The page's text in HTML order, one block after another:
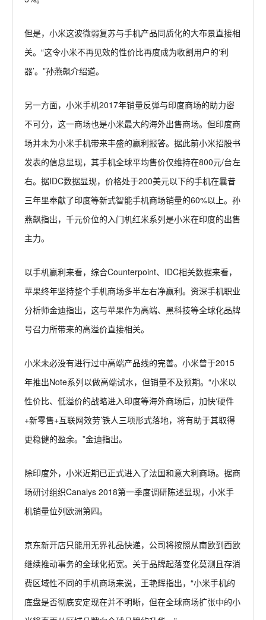
但是，小米这波微弱复苏与手机产品同质化的大布景直接相
关。“这令小米不再见效的性价比再度成为收割用户的‘利
器’。”孙燕飙介绍道。
另一方面，小米手机2017年销量反弹与印度商场的助力密
不可分，这一商场也是小米最大的海外出售商场。但印度商
场并未为小米手机带来丰盛的赢利报答。据此前小米招股书
发表的信息显现，其手机全球平均售价仅维持在800元/台左
右。据IDC数据显现，价格处于200美元以下的手机在曩昔
三年里奉献了印度等新式智能手机商场销量的60%以上。孙
燕飙指出，千元价位的入门机红米系列是小米在印度的出售
主力。
以手机赢利来看，综合Counterpoint、IDC相关数据来看，
苹果终年坚持整个手机商场多半左右净赢利。资深手机职业
分析师金迪指出，这与苹果作为高端、黑科技等全球化品牌
号召力所带来的高溢价直接相关。
小米未必没有进行过中高端产品线的完善。小米曾于2015
年推出Note系列以做高端试水，但销量不及预期。“小米以
性价比、低溢价的战略进入印度等海外商场后，加快‘硬件
+新零售+互联网效劳’铁人三项形式落地，将有助于其取得
更稳健的盈余。”金迪指出。
除印度外，小米近期已正式进入了法国和意大利商场。据商
场研讨组织Canalys 2018第一季度调研陈述显现，小米手
机销量位列欧洲第四。
京东新开店只能用无界礼品快递，公司将按照从南欧到西欧
继续推动事务的全球化拓宽。关于品牌起落变化莫测且存消
费区域性不同的手机商场来说，王艳辉指出，“小米手机的
底盘是否彻底安定现在并不明晰，但在全球商场扩张中的小